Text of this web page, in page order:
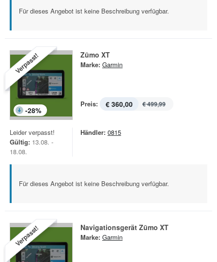
Für dieses Angebot ist keine Beschreibung verfügbar.
Verpasst!
-28%
Zūmo XT
Marke: Garmin
Preis: € 360,00 € 499,99
Leider verpasst!
Gültig: 13.08. -
18.08.
Händler: 0815
Für dieses Angebot ist keine Beschreibung verfügbar.
Verpasst! Navigationsgerät Zūmo XT
Marke: Garmin